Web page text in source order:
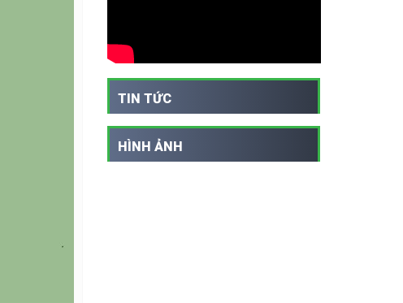
TIN TỨC
HÌNH ẢNH